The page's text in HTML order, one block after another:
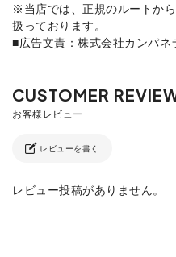
※当店では、正規のルートか
扱っております。
■広告文責：株式会社カンパネ
レビューを書く
レビュー投稿がありません。